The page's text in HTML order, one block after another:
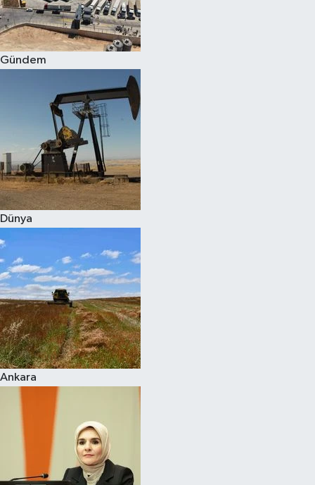
Gündem
Dünya
Ankara
Spor
Burç Yorumları
Çocuk
Eğitim
Hava Durumu
Kadın
Kültür Sanat
Sağlık
Siyaset
Teknoloji
Televizyon
Yaşam-Çevre